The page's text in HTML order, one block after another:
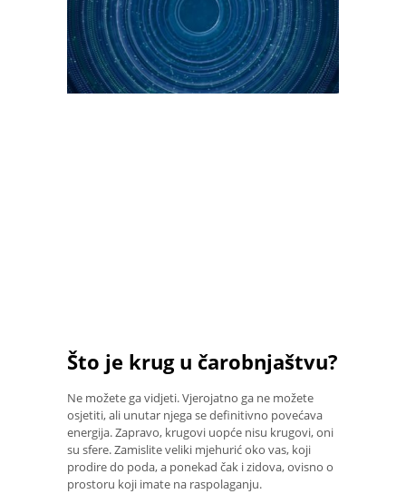
Što je krug u čarobnjaštvu?
Ne možete ga vidjeti. Vjerojatno ga ne možete
osjetiti, ali unutar njega se definitivno povećava
energija. Zapravo, krugovi uopće nisu krugovi, oni
su sfere. Zamislite veliki mjehurić oko vas, koji
prodire do poda, a ponekad čak i zidova, ovisno o
prostoru koji imate na raspolaganju.